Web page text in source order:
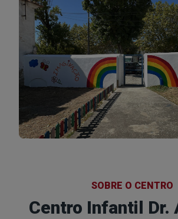
SOBRE O CENTRO
Centro Infantil Dr.